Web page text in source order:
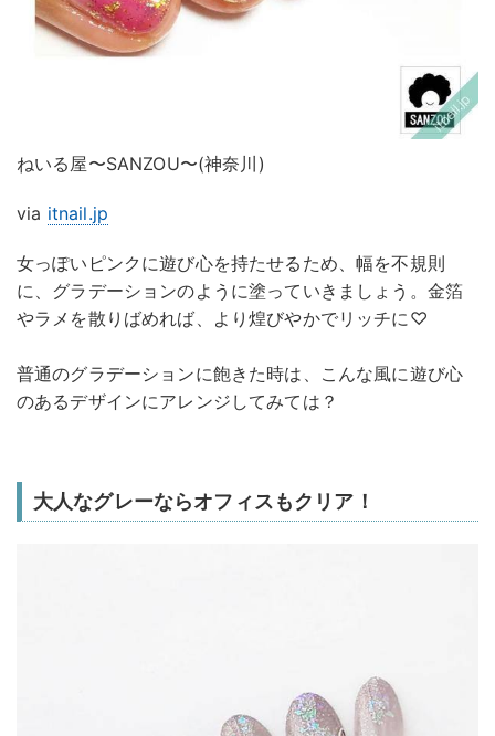
ねいる屋〜SANZOU〜(神奈川)
via itnail.jp
女っぽいピンクに遊び心を持たせるため、幅を不規則
に、グラデーションのように塗っていきましょう。金箔
やラメを散りばめれば、より煌びやかでリッチに♡
普通のグラデーションに飽きた時は、こんな風に遊び心
のあるデザインにアレンジしてみては？
大人なグレーならオフィスもクリア！